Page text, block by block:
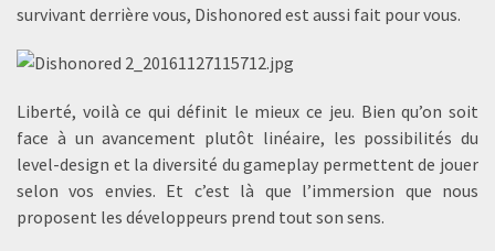
survivant derrière vous, Dishonored est aussi fait pour vous.
Liberté, voilà ce qui définit le mieux ce jeu. Bien qu’on soit
face à un avancement plutôt linéaire, les possibilités du
level-design et la diversité du gameplay permettent de jouer
selon vos envies. Et c’est là que l’immersion que nous
proposent les développeurs prend tout son sens.